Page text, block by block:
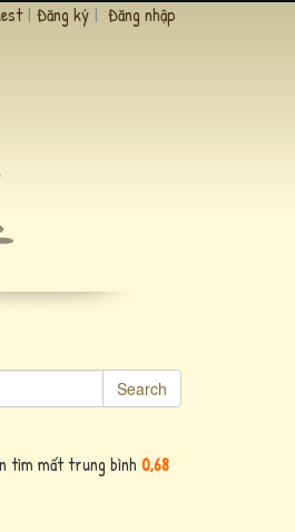
| Đăng ký | Đăng nhập
Search
tìm mất trung bình 0,68